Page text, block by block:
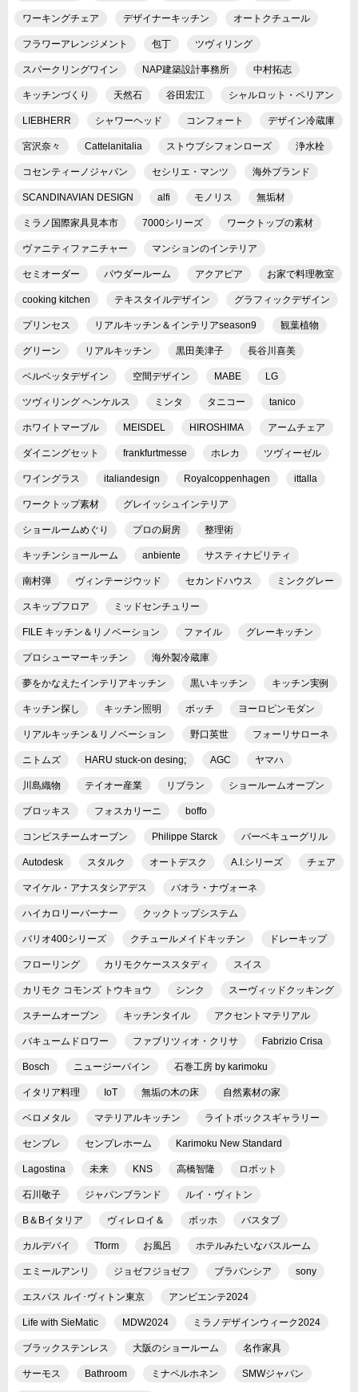
ワーキングチェア デザイナーキッチン オートクチュール
フラワーアレンジメント 包丁 ツヴィリング
スパークリングワイン NAP建築設計事務所 中村拓志
キッチンづくり 天然石 谷田宏江 シャルロット・ペリアン
LIEBHERR シャワーヘッド コンフォート デザイン冷蔵庫
宮沢奈々 Cattelanitalia ストウブシフォンローズ 浄水栓
コセンティーノジャパン セシリエ・マンツ 海外ブランド
SCANDINAVIAN DESIGN alfi モノリス 無垢材
ミラノ国際家具見本市 7000シリーズ ワークトップの素材
ヴァニティファニチャー マンションのインテリア
セミオーダー パウダールーム アクアピア お家で料理教室
cooking kitchen テキスタイルデザイン グラフィックデザイン
プリンセス リアルキッチン＆インテリアseason9 観葉植物
グリーン リアルキッチン 黒田美津子 長谷川喜美
ベルベッタデザイン 空間デザイン MABE LG
ツヴィリング ヘンケルス ミンタ タニコー tanico
ホワイトマーブル MEISDEL HIROSHIMA アームチェア
ダイニングセット frankfurtmesse ホレカ ツヴィーゼル
ワイングラス italiandesign Royalcoppenhagen ittalla
ワークトップ素材 グレイッシュインテリア
ショールームめぐり プロの厨房 整理術
キッチンショールーム anbiente サスティナビリティ
南村弾 ヴィンテージウッド セカンドハウス ミンクグレー
スキップフロア ミッドセンチュリー
FILE キッチン＆リノベーション ファイル グレーキッチン
プロシューマーキッチン 海外製冷蔵庫
夢をかなえたインテリアキッチン 黒いキッチン キッチン実例
キッチン探し キッチン照明 ボッチ ヨーロピンモダン
リアルキッチン＆リノベーション 野口英世 フォーリサローネ
ニトムズ HARU stuck-on desing; AGC ヤマハ
川島織物 テイオー産業 リブラン ショールームオープン
ブロッキス フォスカリーニ boffo
コンビスチームオーブン Philippe Starck バーベキューグリル
Autodesk スタルク オートデスク A.I.シリーズ チェア
マイケル・アナスタシアデス パオラ・ナヴォーネ
ハイカロリーバーナー クックトップシステム
バリオ400シリーズ クチュールメイドキッチン ドレーキップ
フローリング カリモクケーススタディ スイス
カリモク コモンズ トウキョウ シンク スーヴィッドクッキング
スチームオーブン キッチンタイル アクセントマテリアル
バキュームドロワー ファブリツィオ・クリサ Fabrizio Crisa
Bosch ニュージーパイン 石巻工房 by karimoku
イタリア料理 IoT 無垢の木の床 自然素材の家
ベロメタル マテリアルキッチン ライトボックスギャラリー
センプレ センプレホーム Karimoku New Standard
Lagostina 未来 KNS 高橋智隆 ロボット
石川敬子 ジャパンブランド ルイ・ヴィトン
B＆Bイタリア ヴィレロイ＆ ボッホ バスタブ
カルデバイ Tform お風呂 ホテルみたいなバスルーム
エミールアンリ ジョゼフジョゼフ ブラバンシア sony
エスパス ルイ･ヴィトン東京 アンビエンテ2024
Life with SieMatic MDW2024 ミラノデザインウィーク2024
ブラックステンレス 大阪のショールーム 名作家具
サーモス Bathroom ミナペルホネン SMWジャパン